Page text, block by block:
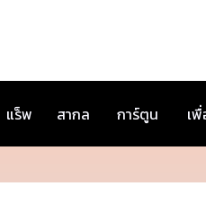
แร็พ สากล การ์ตูน เ